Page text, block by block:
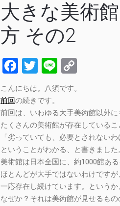
大きな美術
方 その2
Facebook
Twitter
Line
こんにちは。八須です。
前回の続きです。
前回は、いわゆる大手美術館以外に
たくさんの美術館が存在しているこ
「劣っていても、必要とされないわ
ということがわかる、と書きました
美術館は日本全国に、約1000館ある
ほとんどが大手ではないわけですが
一応存在し続けています。というか
なぜか？それは美術館が見せるもの